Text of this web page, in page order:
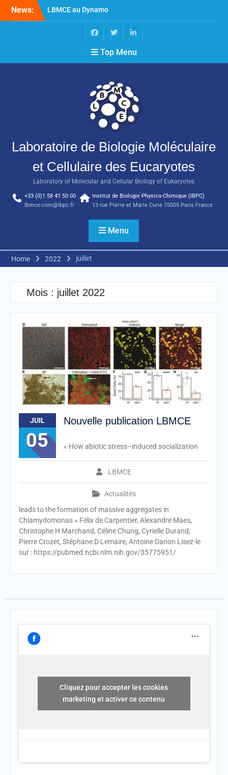
News:
LBMCE au Dynamo
Symposium
LBMCE au Yeast meeting
Nouvelle publication de
l’équipe Chaperons
Moléculaires et Biogenèse
Macromoléculaires
Top Menu
Laboratoire de Biologie Moléculaire
et Cellulaire des Eucaryotes
Laboratory of Molecular and Cellular Biology of Eukaryotes
+33 (0)1 58 41 50 00
lbmce-com@ibpc.fr
Institut de Biologie Physico-Chimique (IBPC)
13 rue Pierre et Marie Curie 75005 Paris France
Menu
Home 2022 juillet
Mois : juillet 2022
JUIL
05
Nouvelle publication LBMCE
LBMCE
Actualités
« How abiotic stress–induced socialization
leads to the formation of massive aggregates in
Chlamydomonas » Félix de Carpentier, Alexandre Maes,
Christophe H Marchand, Céline Chung, Cyrielle Durand,
Pierre Crozet, Stéphane D Lemaire, Antoine Danon Lisez-le
sur : https://pubmed.ncbi.nlm.nih.gov/35775951/
Cliquez pour accepter les cookies
marketing et activer ce contenu